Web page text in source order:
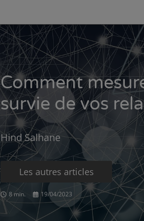
Comment
survie de vos
Hind Salhane
Les autres articles
8 min. 19/04/2023